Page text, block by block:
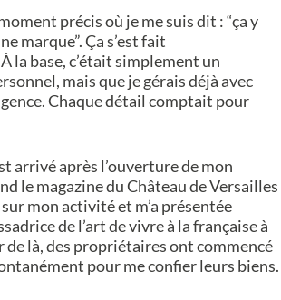
moment précis où je me suis dit : “ça y
marque”. Ça s’est fait
la base, c’était simplement un
mais que je gérais déjà avec
Chaque détail comptait pour
arrivé après l’ouverture de mon
le magazine du Château de Versailles
mon activité et m’a présentée
de l’art de vivre à la française à
de là, des propriétaires ont commencé
pour me confier leurs biens.